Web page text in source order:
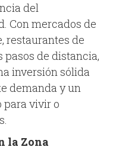
del
Con mercados de
restaurantes de
de distancia,
inversión sólida
demanda y un
para vivir o
la Zona